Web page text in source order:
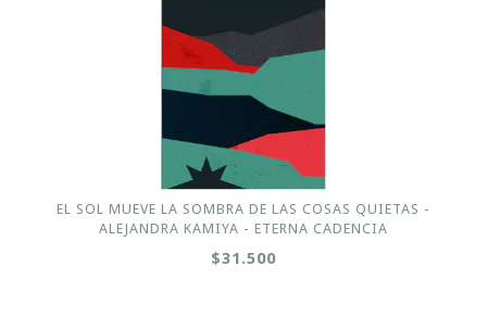
EL SOL MUEVE LA SOMBRA DE LAS COSAS QUIETAS -
ALEJANDRA KAMIYA - ETERNA CADENCIA
$31.500